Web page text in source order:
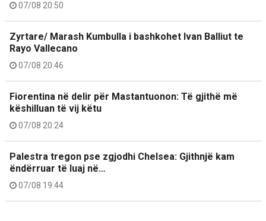
07/08 20:50
Zyrtare/ Marash Kumbulla i bashkohet Ivan Balliut te
Rayo Vallecano
07/08 20:46
Fiorentina në delir për Mastantuonon: Të gjithë më
këshilluan të vij këtu
07/08 20:24
Palestra tregon pse zgjodhi Chelsea: Gjithnjë kam
ëndërruar të luaj në…
07/08 19:44